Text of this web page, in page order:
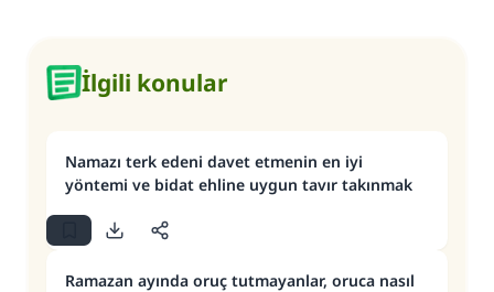
İlgili konular
Namazı terk edeni davet etmenin en iyi
yöntemi ve bidat ehline uygun tavır takınmak
Ramazan ayında oruç tutmayanlar, oruca nasıl